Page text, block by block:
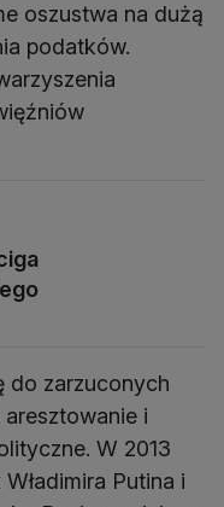
oszustwa na dużą
podatków.
do zarzuconych
aresztowanie i
W 2013
Putina i